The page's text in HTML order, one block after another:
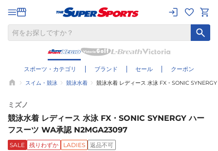
スポーツ・カテゴリ ブランド セール クーポン
スイム・競泳 競泳水着 競泳水着 レディース 水泳 FX・SONIC
ミズノ
競泳水着 レディース 水泳 FX・SONIC SYNERGY ハー
フスーツ WA承認 N2MGA23097
SALE 残りわずか LADIES 返品不可